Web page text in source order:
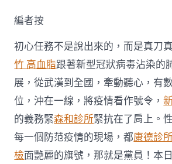
編者按
初心任務不是說出來的，而是真刀
竹 高血脂跟著新型冠狀病毒沾染的
展，從武漢到全國，牽動聽心，有
位，沖在一線，將疫情看作號令，
的義務緊森和診所緊抗在了肩上。
每一個防范疫情的現場，都康德診所
檢面艷麗的旗號，那就是黨員！本